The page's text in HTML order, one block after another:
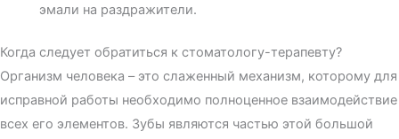
эмали на раздражители.
Когда следует обратиться к стоматологу-терапевту?
Организм человека – это слаженный механизм, которому для
исправной работы необходимо полноценное взаимодействие
всех его элементов. Зубы являются частью этой большой